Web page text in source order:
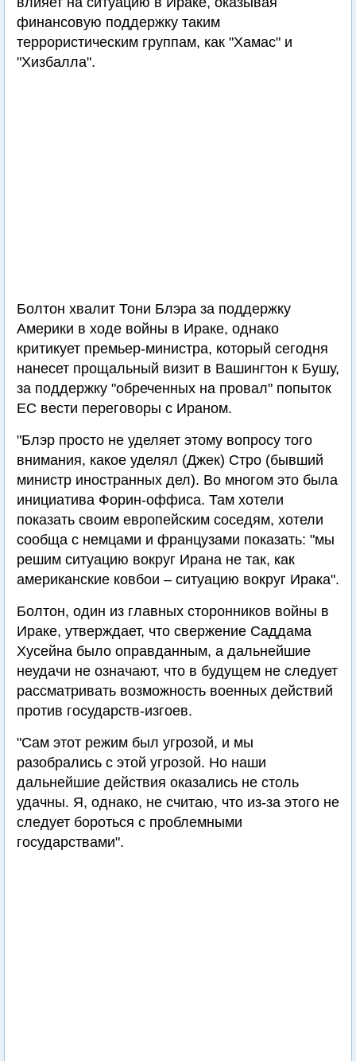
финансовую поддержку таким
террористическим группам, как "Хамас" и
"Хизбалла".
Болтон хвалит Тони Блэра за поддержку
Америки в ходе войны в Ираке, однако
критикует премьер-министра, который сегодня
нанесет прощальный визит в Вашингтон к Бушу,
за поддержку "обреченных на провал" попыток
ЕС вести переговоры с Ираном.
"Блэр просто не уделяет этому вопросу того
внимания, какое уделял (Джек) Стро (бывший
министр иностранных дел). Во многом это была
инициатива Форин-оффиса. Там хотели
показать своим европейским соседям, хотели
сообща с немцами и французами показать: "мы
решим ситуацию вокруг Ирана не так, как
американские ковбои – ситуацию вокруг Ирака".
Болтон, один из главных сторонников войны в
Ираке, утверждает, что свержение Саддама
Хусейна было оправданным, а дальнейшие
неудачи не означают, что в будущем не следует
рассматривать возможность военных действий
против государств-изгоев.
"Сам этот режим был угрозой, и мы
разобрались с этой угрозой. Но наши
дальнейшие действия оказались не столь
удачны. Я, однако, не считаю, что из-за этого не
следует бороться с проблемными
государствами".